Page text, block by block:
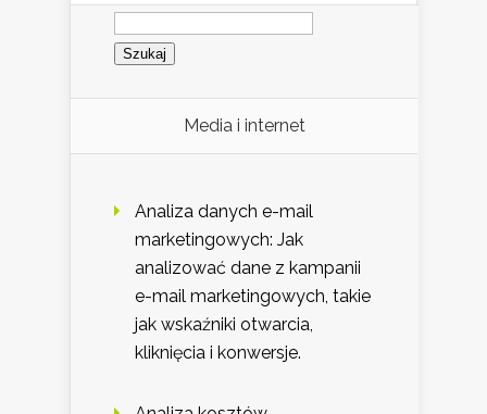
Szukaj:
Media i internet
Analiza danych e-mail
marketingowych: Jak
analizować dane z kampanii
e-mail marketingowych, takie
jak wskaźniki otwarcia,
kliknięcia i konwersje.